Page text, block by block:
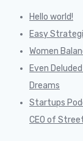
Hello world!
Easy
Women
Even
Dreams
Startups
CEO of